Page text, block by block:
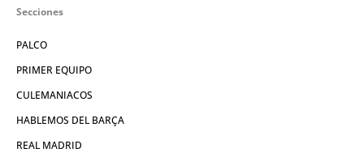
Secciones
PALCO
PRIMER EQUIPO
CULEMANIACOS
HABLEMOS DEL BARÇA
REAL MADRID